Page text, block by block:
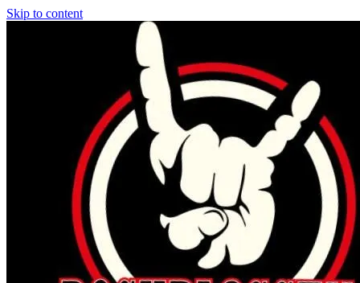
Skip to content